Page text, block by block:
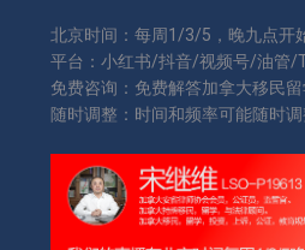
北京时间：每周1/3/5，晚九点开
平台：小红书/抖音/视频号/油管/
免费咨询：免费解答加拿大移民留
随时调整：时间和频率可能随时调